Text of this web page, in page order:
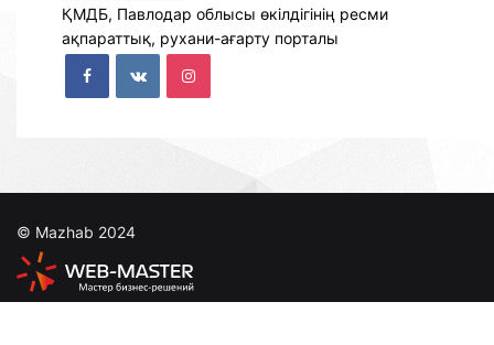
ҚМДБ, Павлодар облысы өкілдігінің ресми
ақпараттық, рухани-ағарту порталы
© Mazhab 2024